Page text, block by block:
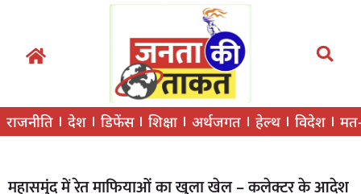
राजनीति देश डिफेंस शिक्षा अर्थजगत हेल्थ विदेश
महासमुंद में रेत माफियाओं का खुला खेल – कलेक्टर के आदेश